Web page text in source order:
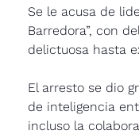
Se le acusa de
Barredora”, con
delictuosa hasta
El arresto se dio
de inteligencia
incluso la